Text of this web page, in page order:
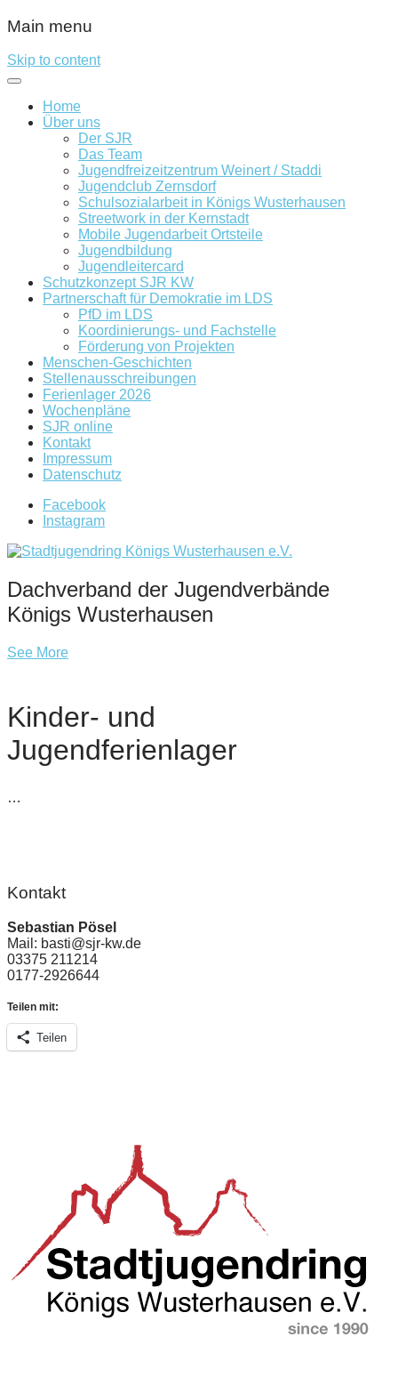
Main menu
Skip to content
Home
Über uns
Der SJR
Das Team
Jugendfreizeitzentrum Weinert / Staddi
Jugendclub Zernsdorf
Schulsozialarbeit in Königs Wusterhausen
Streetwork in der Kernstadt
Mobile Jugendarbeit Ortsteile
Jugendbildung
Jugendleitercard
Schutzkonzept SJR KW
Partnerschaft für Demokratie im LDS
PfD im LDS
Koordinierungs- und Fachstelle
Förderung von Projekten
Menschen-Geschichten
Stellenausschreibungen
Ferienlager 2026
Wochenpläne
SJR online
Kontakt
Impressum
Datenschutz
Facebook
Instagram
Dachverband der Jugendverbände
Königs Wusterhausen
See More
Kinder- und
Jugendferienlager
…
Kontakt
Sebastian Pösel
Mail: basti@sjr-kw.de
03375 211214
0177-2926644
Teilen mit:
Teilen